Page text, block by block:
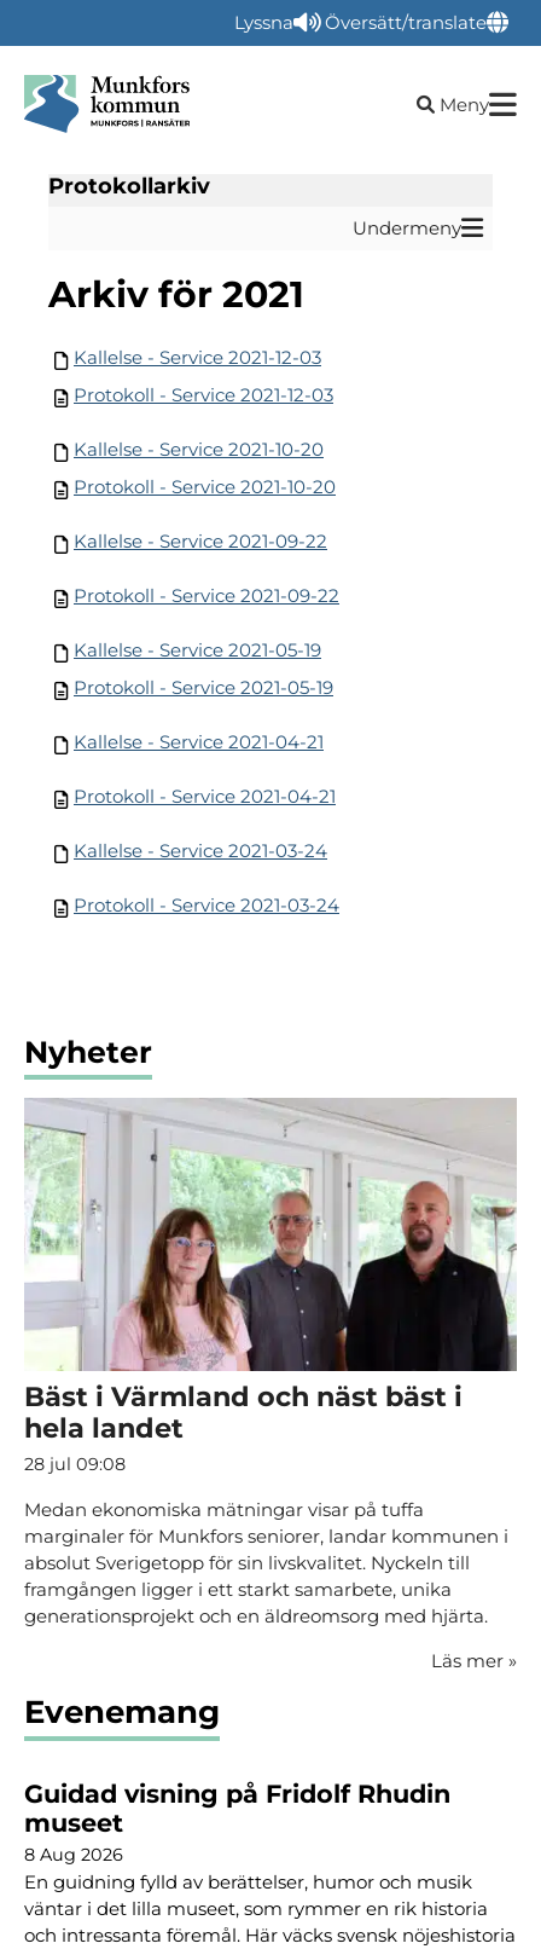
Lyssna Översätt/translate
Öppna
Meny
Protokollarkiv
Undermeny
arkiv för 2021
Kallelse - Service 2021-12-03
Protokoll - Service 2021-12-03
Kallelse - Service 2021-10-20
Protokoll - Service 2021-10-20
Kallelse - Service 2021-09-22
Protokoll - Service 2021-09-22
Kallelse - Service 2021-05-19
Protokoll - Service 2021-05-19
Kallelse - Service 2021-04-21
Protokoll - Service 2021-04-21
Kallelse - Service 2021-03-24
Protokoll - Service 2021-03-24
Nyheter
Bäst i Värmland och näst bäst i
hela landet
28 jul 09:08
Medan ekonomiska mätningar visar på tuffa
marginaler för Munkfors seniorer, landar kommunen i
absolut Sverigetopp för sin livskvalitet. Nyckeln till
framgången ligger i ett starkt samarbete, unika
generationsprojekt och en äldreomsorg med hjärta.
Läs mer »
Evenemang
Guidad visning på Fridolf Rhudin
museet
8 Aug 2026
En guidning fylld av berättelser, humor och musik
väntar i det lilla museet, som rymmer en rik historia
och intressanta föremål. Här väcks svensk nöjeshistoria